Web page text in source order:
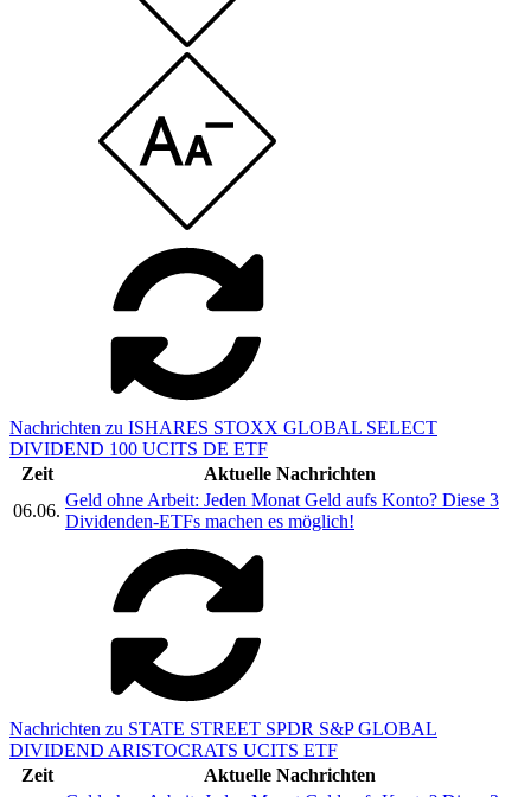
Nachrichten zu ISHARES STOXX GLOBAL SELECT
DIVIDEND 100 UCITS DE ETF
Zeit
Aktuelle Nachrichten
06.06.
Geld ohne Arbeit: Jeden Monat Geld aufs Konto? Diese 3
Dividenden-ETFs machen es möglich!
Nachrichten zu STATE STREET SPDR S&P GLOBAL
DIVIDEND ARISTOCRATS UCITS ETF
Zeit
Aktuelle Nachrichten